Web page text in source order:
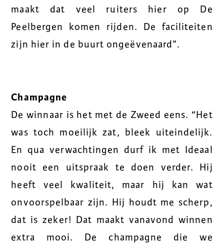
maakt dat veel ruiters hier op De
Peelbergen komen rijden. De faciliteiten
zijn hier in de buurt ongeëvenaard”.
Champagne
De winnaar is het met de Zweed eens. “Het
was toch moeilijk zat, bleek uiteindelijk.
En qua verwachtingen durf ik met Ideaal
nooit een uitspraak te doen verder. Hij
heeft veel kwaliteit, maar hij kan wat
onvoorspelbaar zijn. Hij houdt me scherp,
dat is zeker! Dat maakt vanavond winnen
extra mooi. De champagne die we